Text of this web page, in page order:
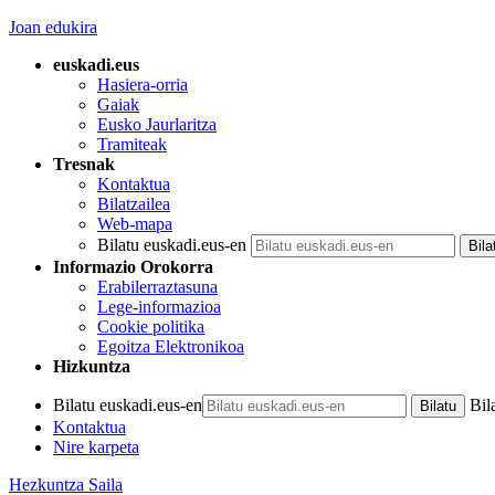
Joan edukira
euskadi.eus
Hasiera-orria
Gaiak
Eusko Jaurlaritza
Tramiteak
Tresnak
Kontaktua
Bilatzailea
Web-mapa
Bilatu euskadi.eus-en
Informazio Orokorra
Erabilerraztasuna
Lege-informazioa
Cookie politika
Egoitza Elektronikoa
Hizkuntza
Bilatu euskadi.eus-en
Kontaktua
Nire karpeta
Hezkuntza Saila